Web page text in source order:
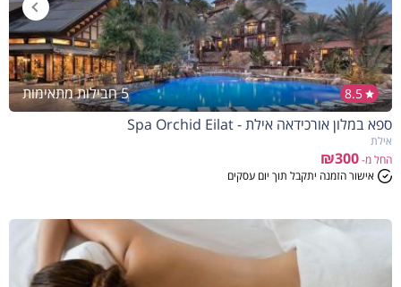
8.5
5 חבילות מתאימות
ספא במלון אורכידאה אילת - Spa Orchid Eilat
אילת
החל מ-₪300
אישור הזמנה יתקבל תוך יום עסקים